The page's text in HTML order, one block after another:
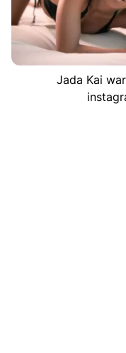
Jada Kai